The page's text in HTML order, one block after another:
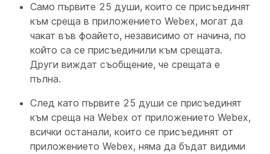
Само първите 25 души, които се присъединят
към среща в приложението Webex, могат да
чакат във фоайето, независимо от начина, по
който са се присъединили към срещата.
Други виждат съобщение, че срещата е
пълна.
След като първите 25 души се присъединят
към среща на Webex от приложението Webex,
всички останали, които се присъединят от
приложението Webex, няма да бъдат видими